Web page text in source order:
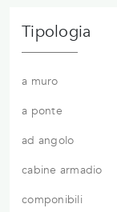
Tipologia
a muro
a ponte
ad angolo
cabine armadio
componibili